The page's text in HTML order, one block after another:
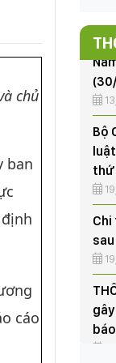
chủ
ban
cáo
Bộ
thứ
Chi
sau
gây
02/
95
ấn